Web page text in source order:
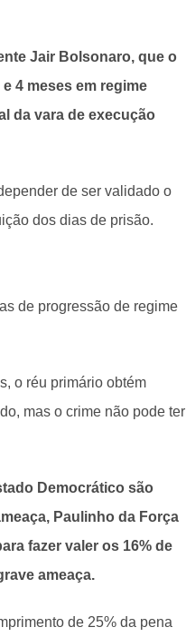
Jair Bolsonaro, que o
4 meses em regime
da vara de execução
de ser validado o
dos dias de prisão.
de progressão de regime
o réu primário obtém
mas o crime não pode ter
Democrático são
Paulinho da Força
fazer valer os 16% de
ameaça.
de 25% da pena